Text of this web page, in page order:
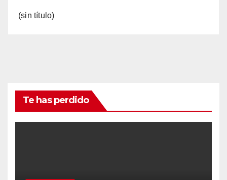
(sin título)
Te has perdido